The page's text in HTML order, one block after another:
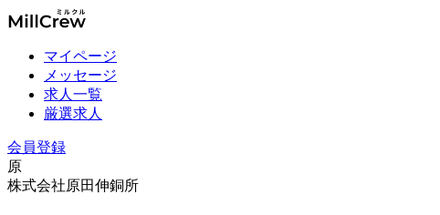
マイページ
メッセージ
求人一覧
厳選求人
会員登録
原
株式会社原田伸銅所